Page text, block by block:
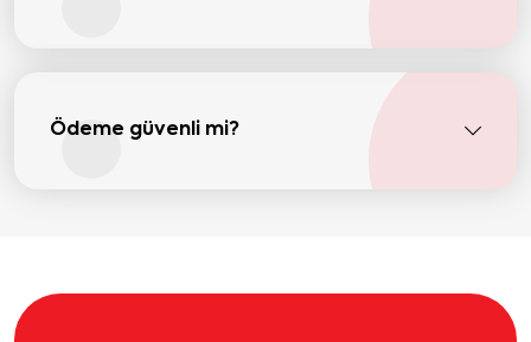
Ödeme güvenli mi?